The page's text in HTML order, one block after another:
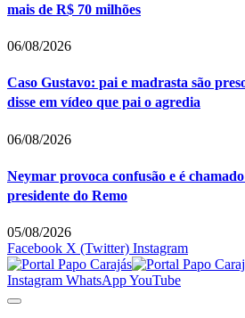
mais de R$ 70 milhões
06/08/2026
Caso Gustavo: pai e madrasta são
disse em vídeo que pai o agredia
06/08/2026
Neymar provoca confusão e é
presidente do Remo
05/08/2026
Facebook X (Twitter) Instagram
Instagram WhatsAppYouTube